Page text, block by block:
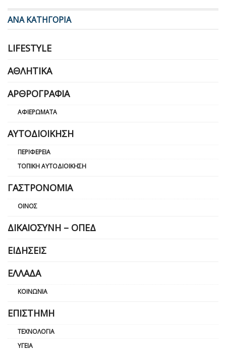
ΑΝΑ ΚΑΤΗΓΟΡΙΑ
LIFESTYLE
ΑΘΛΗΤΙΚΆ
ΑΡΘΡΟΓΡΑΦΊΑ
ΑΦΙΕΡΏΜΑΤΑ
ΑΥΤΟΔΙΟΊΚΗΣΗ
ΠΕΡΙΦΈΡΕΙΑ
ΤΟΠΙΚΉ ΑΥΤΟΔΙΟΊΚΗΣΗ
ΓΑΣΤΡΟΝΟΜΊΑ
ΟΊΝΟΣ
ΔΙΚΑΙΟΣΎΝΗ – ΟΠΕΔ
ΕΙΔΉΣΕΙΣ
ΕΛΛΆΔΑ
ΚΟΙΝΩΝΊΑ
ΕΠΙΣΤΉΜΗ
ΤΕΧΝΟΛΟΓΊΑ
ΥΓΕΊΑ